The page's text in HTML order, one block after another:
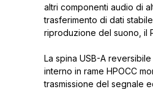
altri componenti audio di
trasferimento di dati
riproduzione del suono, il
La spina USB-A
interno in rame HPOCC
trasmissione del segnale